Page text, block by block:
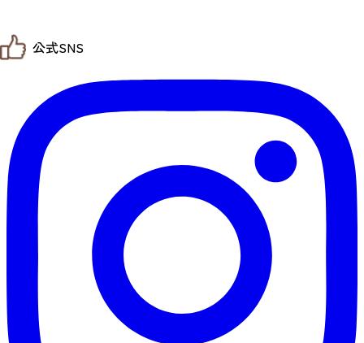
お問い合わせ
観光マップ
せんだい旅日和とは
サイト利用規約
プライバシーポリシー
サイトマップ
仙臺写真館フォトギャラリー
公式SNS
せんだい旅日和 X
せんだい旅日和 Instagram
せんだい旅日和 Facebook
仙台旅先体験コレクション Facebook
仙台旅先体験コレクション Instagaram